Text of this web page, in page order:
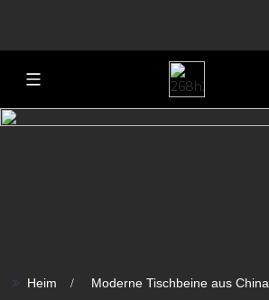
>> Heim Moderne Tischbeine aus China